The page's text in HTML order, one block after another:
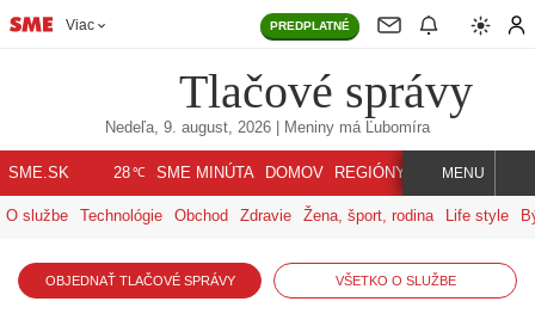
Viac PREDPLATNÉ
Tlačové správy
Nedeľa, 9. august, 2026 | Meniny má Ľubomíra
SME.SK 28℃ SME MINÚTA DOMOV REGIÓNY INDEX SVET
MENU
O službe Technológie Obchod Zdravie Žena, šport, rodina Life style
OBJEDNAŤ TLAČOVÉ SPRÁVY VŠETKO O SLUŽBE